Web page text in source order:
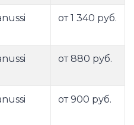
от 1 340 руб.
от 880 руб.
от 900 руб.